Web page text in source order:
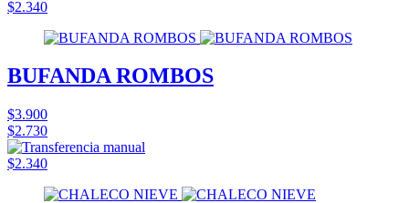
$2.340
BUFANDA ROMBOS
$3.900
$2.730
$2.340